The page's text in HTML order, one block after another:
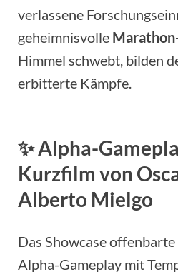
verlassene
geheimnisvolle
Himmel schwebt, bilden
erbitterte Kämpfe.
✨Alpha-
Kurzfilm von
Alberto Mielgo
Das Showcase
Alpha-Gameplay mit